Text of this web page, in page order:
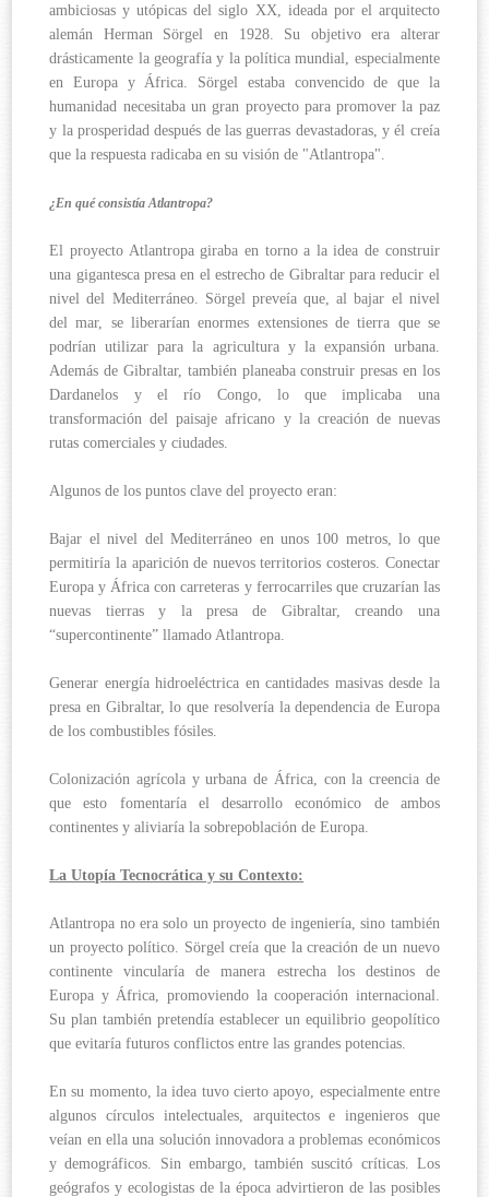
ambiciosas y utópicas del siglo XX, ideada por el arquitecto
alemán Herman Sörgel en 1928. Su objetivo era alterar
drásticamente la geografía y la política mundial, especialmente
en Europa y África. Sörgel estaba convencido de que la
humanidad necesitaba un gran proyecto para promover la paz
y la prosperidad después de las guerras devastadoras, y él creía
que la respuesta radicaba en su visión de "Atlantropa".
¿En qué consistía Atlantropa?
El proyecto Atlantropa giraba en torno a la idea de construir
una gigantesca presa en el estrecho de Gibraltar para reducir el
nivel del Mediterráneo. Sörgel preveía que, al bajar el nivel
del mar, se liberarían enormes extensiones de tierra que se
podrían utilizar para la agricultura y la expansión urbana.
Además de Gibraltar, también planeaba construir presas en los
Dardanelos y el río Congo, lo que implicaba una
transformación del paisaje africano y la creación de nuevas
rutas comerciales y ciudades.
Algunos de los puntos clave del proyecto eran:
Bajar el nivel del Mediterráneo en unos 100 metros, lo que
permitiría la aparición de nuevos territorios costeros. Conectar
Europa y África con carreteras y ferrocarriles que cruzarían las
nuevas tierras y la presa de Gibraltar, creando una
“supercontinente” llamado Atlantropa.
Generar energía hidroeléctrica en cantidades masivas desde la
presa en Gibraltar, lo que resolvería la dependencia de Europa
de los combustibles fósiles.
Colonización agrícola y urbana de África, con la creencia de
que esto fomentaría el desarrollo económico de ambos
continentes y aliviaría la sobrepoblación de Europa.
La Utopía Tecnocrática y su Contexto:
Atlantropa no era solo un proyecto de ingeniería, sino también
un proyecto político. Sörgel creía que la creación de un nuevo
continente vincularía de manera estrecha los destinos de
Europa y África, promoviendo la cooperación internacional.
Su plan también pretendía establecer un equilibrio geopolítico
que evitaría futuros conflictos entre las grandes potencias.
En su momento, la idea tuvo cierto apoyo, especialmente entre
algunos círculos intelectuales, arquitectos e ingenieros que
veían en ella una solución innovadora a problemas económicos
y demográficos. Sin embargo, también suscitó críticas. Los
geógrafos y ecologistas de la época advirtieron de las posibles